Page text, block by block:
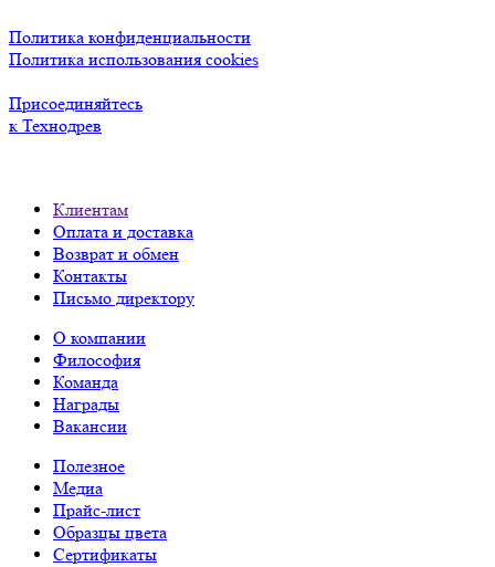
Политика конфиденциальности
Политика использования cookies
Присоединяйтесь
к Технодрев
Клиентам
Оплата и доставка
Возврат и обмен
Контакты
Письмо директору
О компании
Философия
Команда
Награды
Вакансии
Полезное
Медиа
Прайс-лист
Образцы цвета
Сертификаты